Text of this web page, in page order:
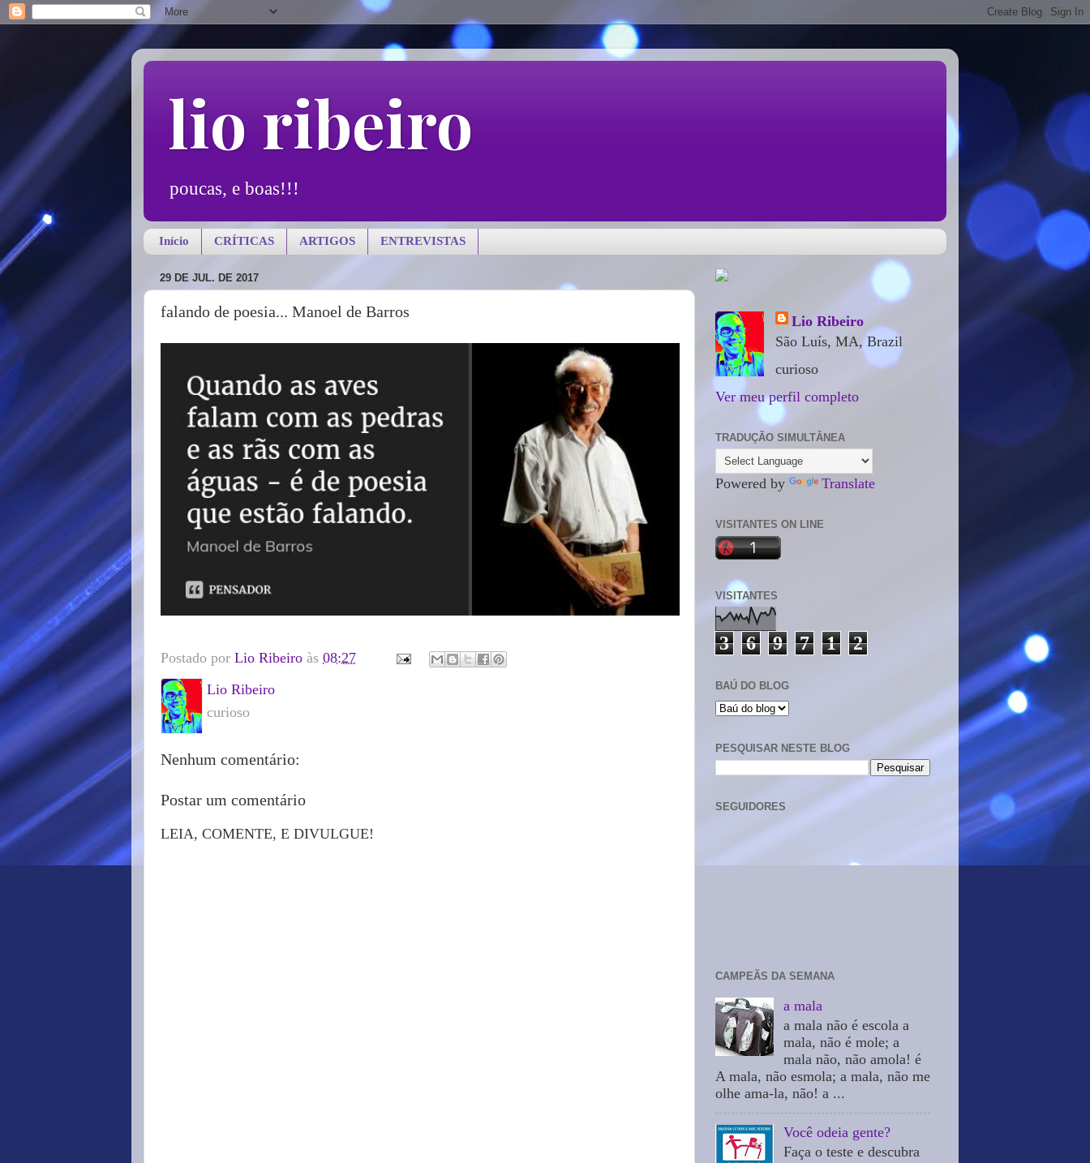
lio ribeiro
poucas, e boas!!!
Início CRÍTICAS ARTIGOS ENTREVISTAS
29 DE JUL. DE 2017
falando de poesia... Manoel de Barros
Postado por Lio Ribeiro às 08:27
Lio Ribeiro
curioso
Nenhum comentário:
Postar um comentário
LEIA, COMENTE, E DIVULGUE!
Lio Ribeiro
São Luís, MA, Brazil
curioso
Ver meu perfil completo
TRADUÇÃO SIMULTÂNEA
Powered by Translate
VISITANTES ON LINE
VISITANTES
3 6 9 7 1 2
BAÚ DO BLOG
PESQUISAR NESTE BLOG
SEGUIDORES
CAMPEÃS DA SEMANA
a mala
a mala não é escola a
mala, não é mole; a
mala não, não amola! é
A mala, não esmola; a mala, não me
olhe ama-la, não! a ...
Você odeia gente?
Faça o teste e descubra